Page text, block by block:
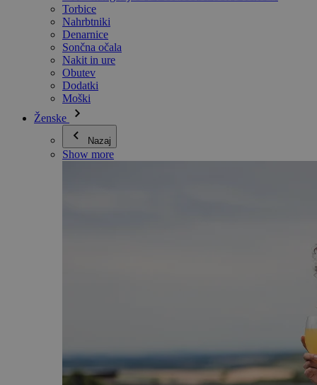
Torbice
Nahrbtniki
Denarnice
Sončna očala
Nakit in ure
Obutev
Dodatki
Moški
Ženske
Nazaj
Show more